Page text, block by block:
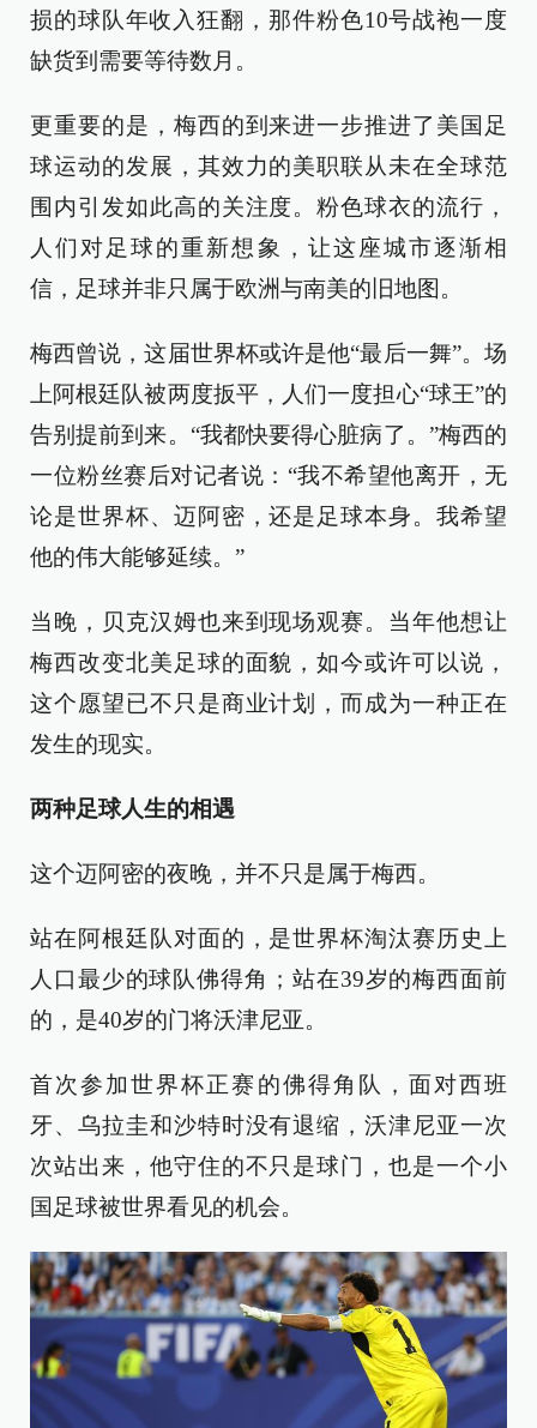
损的球队年收入狂翻，那件粉色10号战袍一度
缺货到需要等待数月。
更重要的是，梅西的到来进一步推进了美国足
球运动的发展，其效力的美职联从未在全球范
围内引发如此高的关注度。粉色球衣的流行，
人们对足球的重新想象，让这座城市逐渐相
信，足球并非只属于欧洲与南美的旧地图。
梅西曾说，这届世界杯或许是他“最后一舞”。场
上阿根廷队被两度扳平，人们一度担心“球王”的
告别提前到来。“我都快要得心脏病了。”梅西的
一位粉丝赛后对记者说：“我不希望他离开，无
论是世界杯、迈阿密，还是足球本身。我希望
他的伟大能够延续。”
当晚，贝克汉姆也来到现场观赛。当年他想让
梅西改变北美足球的面貌，如今或许可以说，
这个愿望已不只是商业计划，而成为一种正在
发生的现实。
两种足球人生的相遇
这个迈阿密的夜晚，并不只是属于梅西。
站在阿根廷队对面的，是世界杯淘汰赛历史上
人口最少的球队佛得角；站在39岁的梅西面前
的，是40岁的门将沃津尼亚。
首次参加世界杯正赛的佛得角队，面对西班
牙、乌拉圭和沙特时没有退缩，沃津尼亚一次
次站出来，他守住的不只是球门，也是一个小
国足球被世界看见的机会。